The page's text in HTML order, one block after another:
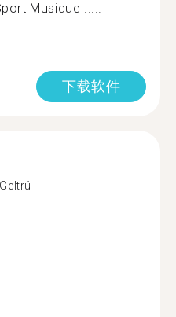
Musique .....
下载软件